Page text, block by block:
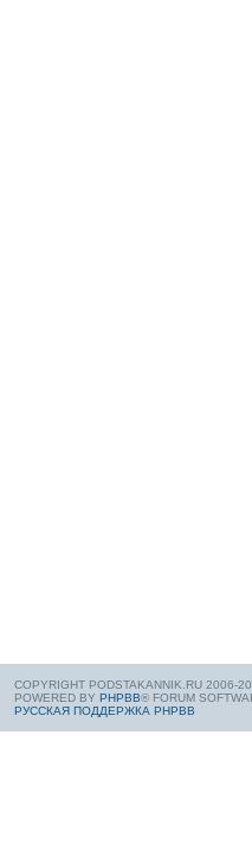
COPYRIGHT PODSTAKANNIK.RU 2006-
POWERED BY PHPBB® FORUM
РУССКАЯ ПОДДЕРЖКА PHPBB